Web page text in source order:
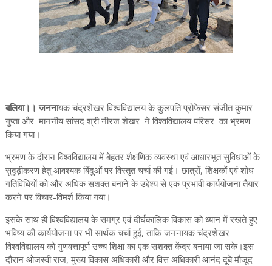
बलिया।। जननायक चंद्रशेखर विश्वविद्यालय के कुलपति प्रोफेसर संजीत कुमार
गुप्ता और माननीय सांसद श्री नीरज शेखर ने विश्वविद्यालय परिसर का भ्रमण
किया गया।
भ्रमण के दौरान विश्वविद्यालय में बेहतर शैक्षणिक व्यवस्था एवं आधारभूत सुविधाओं के
सुदृढ़ीकरण हेतु आवश्यक बिंदुओं पर विस्तृत चर्चा की गई। छात्रों, शिक्षकों एवं शोध
गतिविधियों को और अधिक सशक्त बनाने के उद्देश्य से एक प्रभावी कार्ययोजना तैयार
करने पर विचार-विमर्श किया गया।
इसके साथ ही विश्वविद्यालय के समग्र एवं दीर्घकालिक विकास को ध्यान में रखते हुए
भविष्य की कार्ययोजना पर भी सार्थक चर्चा हुई, ताकि जननायक चंद्रशेखर
विश्वविद्यालय को गुणवत्तापूर्ण उच्च शिक्षा का एक सशक्त केंद्र बनाया जा सके।इस
दौरान ओजस्वी राज, मुख्य विकास अधिकारी और वित्त अधिकारी आनंद दूबे मौजूद